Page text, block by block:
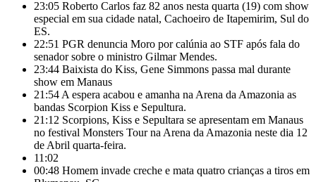
23:05 Roberto Carlos faz 82 anos nesta quarta (19) com show
especial em sua cidade natal, Cachoeiro de Itapemirim, Sul do
ES.
22:51 PGR denuncia Moro por calúnia ao STF após fala do
senador sobre o ministro Gilmar Mendes.
23:44 Baixista do Kiss, Gene Simmons passa mal durante
show em Manaus
21:54 A espera acabou e amanha na Arena da Amazonia as
bandas Scorpion Kiss e Sepultura.
21:12 Scorpions, Kiss e Sepultara se apresentam em Manaus
no festival Monsters Tour na Arena da Amazonia neste dia 12
de Abril quarta-feira.
11:02
00:48 Homem invade creche e mata quatro crianças a tiros em